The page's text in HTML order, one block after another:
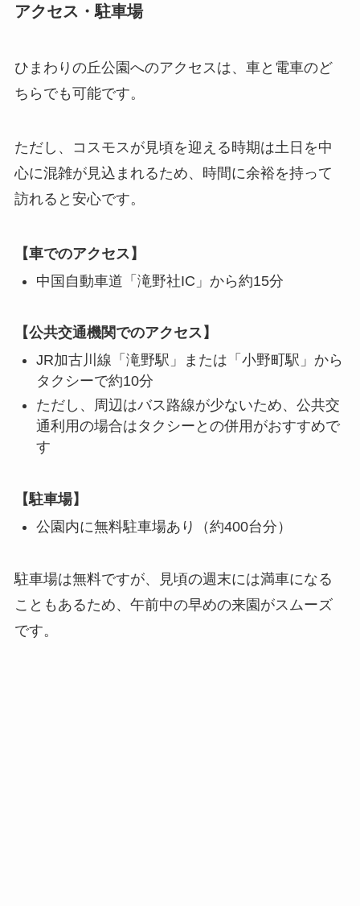
アクセス・駐車場
ひまわりの丘公園へのアクセスは、車と電車のど
ちらでも可能です。
ただし、コスモスが見頃を迎える時期は土日を中
心に混雑が見込まれるため、時間に余裕を持って
訪れると安心です。
【車でのアクセス】
中国自動車道「滝野社IC」から約15分
【公共交通機関でのアクセス】
JR加古川線「滝野駅」または「小野町駅」から
タクシーで約10分
ただし、周辺はバス路線が少ないため、公共交
通利用の場合はタクシーとの併用がおすすめで
す
【駐車場】
公園内に無料駐車場あり（約400台分）
駐車場は無料ですが、見頃の週末には満車になる
こともあるため、午前中の早めの来園がスムーズ
です。